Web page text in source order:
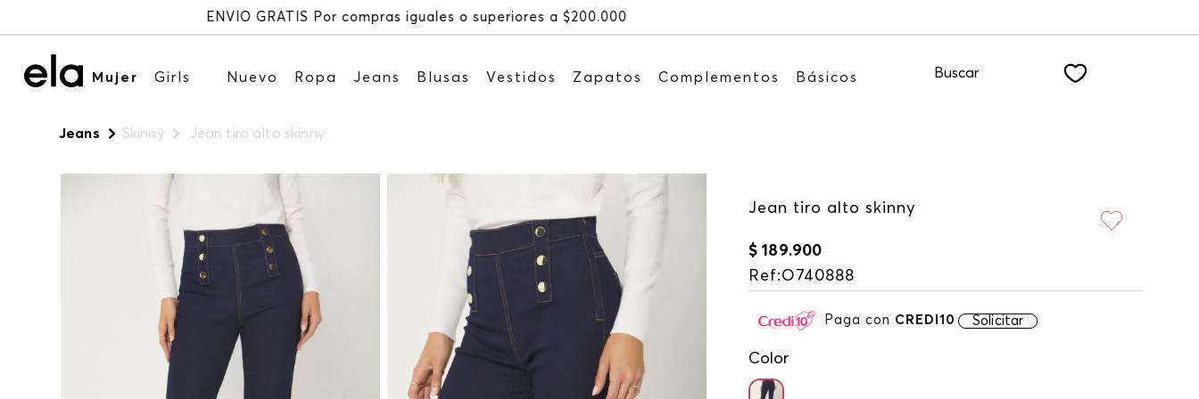
Recibe: 15%OFF suscribiéndote a nuestro NEWSLETTER
Mujer Girls Nuevo Ropa Jeans Blusas Vestidos Zapatos Complementos Básicos Buscar
Jeans Skinny Jean tiro alto skinny
Jean tiro alto skinny
$ 189.900
Ref:O740888
Paga con CREDI10 Solicitar
Color